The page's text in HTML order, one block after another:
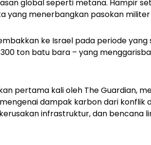
global seperti metana. Hampir
yang menerbangkan pasokan militer
ke Israel pada periode yang
ton batu bara – yang
pertama kali oleh The Guardian,
dampak karbon dari konflik
infrastruktur, dan bencana